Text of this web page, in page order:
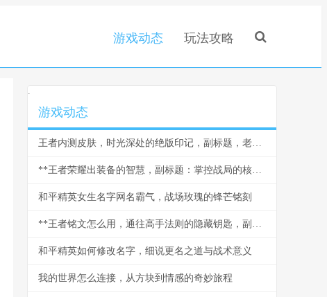
游戏动态 玩法攻略
.
游戏动态
王者内测皮肤，时光深处的绝版印记，副标题，老玩家记忆中的无价瑰宝
**王者荣耀出装备的智慧，副标题：掌控战局的核心法则**
和平精英女生名字网名霸气，战场玫瑰的锋芒铭刻
**王者铭文怎么用，通往高手法则的隐藏钥匙，副标题铭文配置全解析与策略思维**
和平精英如何修改名字，细说更名之道与战术意义
我的世界怎么连接，从方块到情感的奇妙旅程